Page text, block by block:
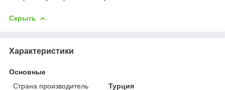
Скрыть
Характеристики
Основные
Страна производитель
Турция